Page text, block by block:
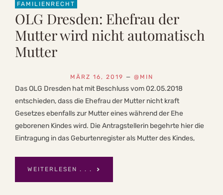
FAMILIENRECHT
OLG Dresden: Ehefrau der
Mutter wird nicht automatisch
Mutter
MÄRZ 16, 2019 — @MIN
Das OLG Dresden hat mit Beschluss vom 02.05.2018
entschieden, dass die Ehefrau der Mutter nicht kraft
Gesetzes ebenfalls zur Mutter eines während der Ehe
geborenen Kindes wird. Die Antragstellerin begehrte hier die
Eintragung in das Geburtenregister als Mutter des Kindes,
WEITERLESEN . . .